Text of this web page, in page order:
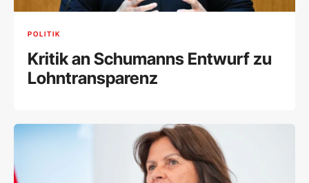
POLITIK
Kritik an Schumanns Entwurf zu
Lohntransparenz